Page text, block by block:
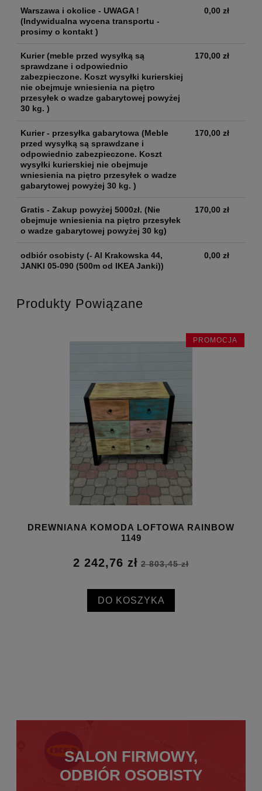
Warszawa i okolice - UWAGA !
(Indywidualna wycena transportu -
prosimy o kontakt )
0,00 zł
Kurier(meble przed wysyłką są
sprawdzane i odpowiednio
zabezpieczone. Koszt wysyłki kurierskiej
nie obejmuje wniesienia na piętro
przesyłek o wadze gabarytowej powyżej
30 kg. )
170,00 zł
Kurier - przesyłka gabarytowa (Meble
przed wysyłką są sprawdzane i
odpowiednio zabezpieczone. Koszt
wysyłki kurierskiej nie obejmuje
wniesienia na piętro przesyłek o wadze
gabarytowej powyżej 30 kg. )
170,00 zł
Gratis - Zakup powyżej 5000zł. (Nie
obejmuje wniesienia na piętro przesyłek
o wadze gabarytowej powyżej 30 kg)
170,00 zł
odbiór osobisty (- Al Krakowska 44,
JANKI 05-090 (500m od IKEA Janki))
0,00 zł
Produkty Powiązane
DREWNIANA KOMODA LOFTOWA RAINBOW
1149
2 242,76 zł 2 803,45 zł
DO KOSZYKA
PROMOCJA
SALON FIRMOWY,
ODBIÓR OSOBISTY